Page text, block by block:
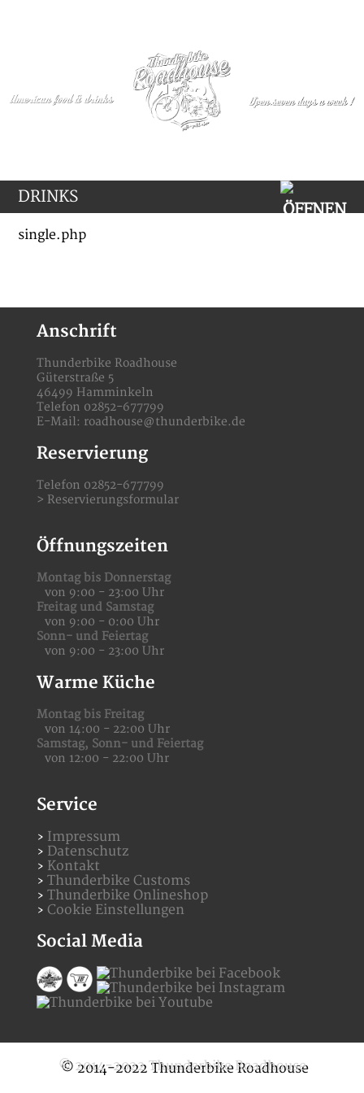
DRINKS
single.php
Anschrift
Thunderbike Roadhouse
Güterstraße 5
46499 Hamminkeln
Telefon 02852-677799
E-Mail: roadhouse@thunderbike.de
Reservierung
Telefon 02852-677799
> Reservierungsformular
Öffnungszeiten
Montag bis Donnerstag
von 9:00 - 23:00 Uhr
Freitag und Samstag
von 9:00 - 0:00 Uhr
Sonn- und Feiertag
von 9:00 - 23:00 Uhr
Warme Küche
Montag bis Freitag
von 14:00 - 22:00 Uhr
Samstag, Sonn- und Feiertag
von 12:00 - 22:00 Uhr
Service
Impressum
Datenschutz
Kontakt
Thunderbike Customs
Thunderbike Onlineshop
Cookie Einstellungen
Social Media
© 2014-2022 Thunderbike Roadhouse